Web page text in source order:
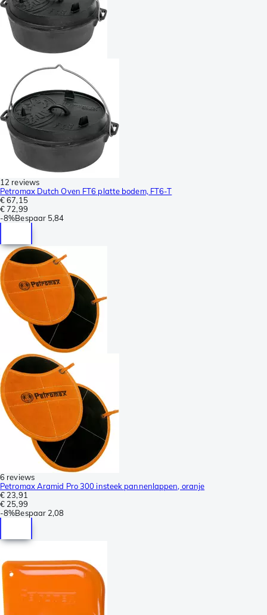
12 reviews
Petromax Dutch Oven FT6 platte bodem, FT6-T
€ 67,15
€ 72,99
-8%Bespaar 5,84
6 reviews
Petromax Aramid Pro 300 insteek pannenlappen, oranje
€ 23,91
€ 25,99
-8%Bespaar 2,08